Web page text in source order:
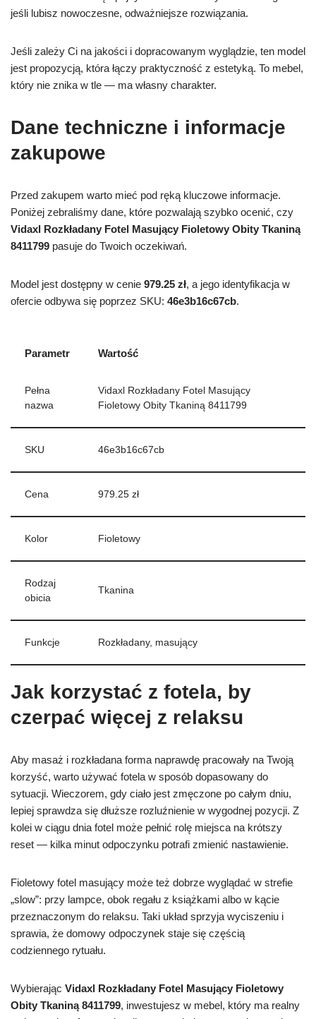
jeśli lubisz nowoczesne, odważniejsze rozwiązania.
Jeśli zależy Ci na jakości i dopracowanym wyglądzie, ten model
jest propozycją, która łączy praktyczność z estetyką. To mebel,
który nie znika w tle — ma własny charakter.
Dane techniczne i informacje
zakupowe
Przed zakupem warto mieć pod ręką kluczowe informacje.
Poniżej zebraliśmy dane, które pozwalają szybko ocenić, czy
Vidaxl Rozkładany Fotel Masujący Fioletowy Obity Tkaniną
8411799 pasuje do Twoich oczekiwań.
Model jest dostępny w cenie 979.25 zł, a jego identyfikacja w
ofercie odbywa się poprzez SKU: 46e3b16c67cb.
Parametr Wartość
Pełna
nazwa
Vidaxl Rozkładany Fotel Masujący
Fioletowy Obity Tkaniną 8411799
SKU 46e3b16c67cb
Cena 979.25 zł
Kolor Fioletowy
Rodzaj
obicia
Tkanina
Funkcje Rozkładany, masujący
Jak korzystać z fotela, by
czerpać więcej z relaksu
Aby masaż i rozkładana forma naprawdę pracowały na Twoją
korzyść, warto używać fotela w sposób dopasowany do
sytuacji. Wieczorem, gdy ciało jest zmęczone po całym dniu,
lepiej sprawdza się dłuższe rozluźnienie w wygodnej pozycji. Z
kolei w ciągu dnia fotel może pełnić rolę miejsca na krótszy
reset — kilka minut odpoczynku potrafi zmienić nastawienie.
Fioletowy fotel masujący może też dobrze wyglądać w strefie
„slow”: przy lampce, obok regału z książkami albo w kącie
przeznaczonym do relaksu. Taki układ sprzyja wyciszeniu i
sprawia, że domowy odpoczynek staje się częścią
codziennego rytuału.
Wybierając Vidaxl Rozkładany Fotel Masujący Fioletowy
Obity Tkaniną 8411799, inwestujesz w mebel, który ma realny